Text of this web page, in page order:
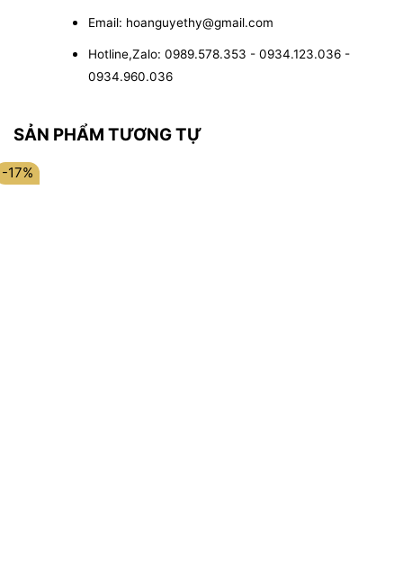
Email: hoanguyethy@gmail.com
Hotline,Zalo: 0989.578.353 - 0934.123.036 -
0934.960.036
SẢN PHẨM TƯƠNG TỰ
-17%